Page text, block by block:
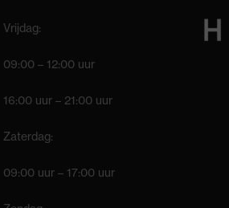
Vrijdag:
09:00 – 12:00 uur
16:00 uur – 21:00 uur
Zaterdag:
09:00 uur – 17:00 uur